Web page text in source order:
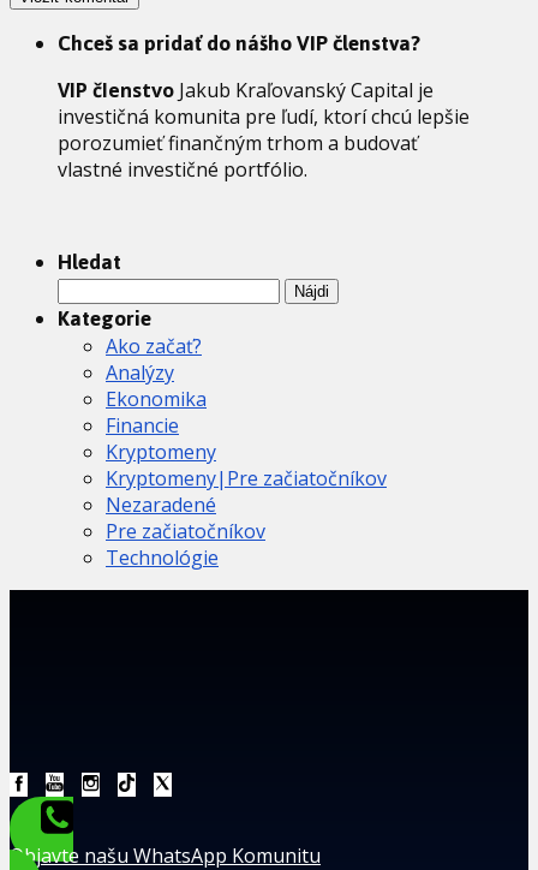
Chceš sa pridať do nášho VIP členstva?
VIP členstvo Jakub Kraľovanský Capital je
investičná komunita pre ľudí, ktorí chcú lepšie
porozumieť finančným trhom a budovať
vlastné investičné portfólio.
Hledat
Hľadať:
Kategorie
Ako začať?
Analýzy
Ekonomika
Financie
Kryptomeny
Kryptomeny|Pre začiatočníkov
Nezaradené
Pre začiatočníkov
Technológie
Objavte našu WhatsApp Komunitu